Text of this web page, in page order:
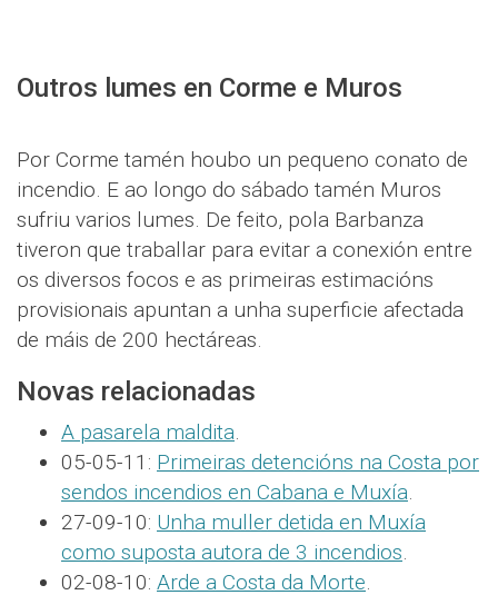
Outros lumes en Corme e Muros
Por Corme tamén houbo un pequeno conato de
incendio. E ao longo do sábado tamén Muros
sufriu varios lumes. De feito, pola Barbanza
tiveron que traballar para evitar a conexión entre
os diversos focos e as primeiras estimacións
provisionais apuntan a unha superficie afectada
de máis de 200 hectáreas.
Novas relacionadas
A pasarela maldita.
05-05-11: Primeiras detencións na Costa por
sendos incendios en Cabana e Muxía.
27-09-10: Unha muller detida en Muxía
como suposta autora de 3 incendios.
02-08-10: Arde a Costa da Morte.